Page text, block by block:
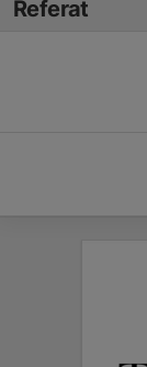
Referat